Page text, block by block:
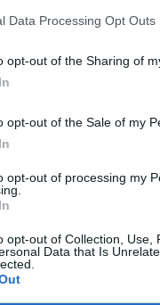
Data Processing Opt Outs
opt-out of the Sharing of
opt-out of the Sale of my
opt-out of processing my
opt-out of Collection, Use,
Data that Is
–
– poliisi
kieltoa
nyt pitäisi